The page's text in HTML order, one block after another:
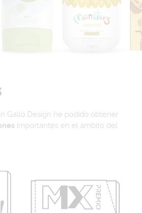
Gallo Design he podido obtener
importantes en el ambito del